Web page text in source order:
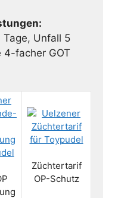
Unfall 5
4-facher GOT
Züchtertarif
OP-Schutz